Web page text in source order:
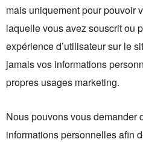
mais uniquement pour pouvoir
laquelle vous avez souscrit ou
expérience d’utilisateur sur le
jamais vos informations
propres usages marketing.
Nous pouvons vous demander
informations personnelles afin